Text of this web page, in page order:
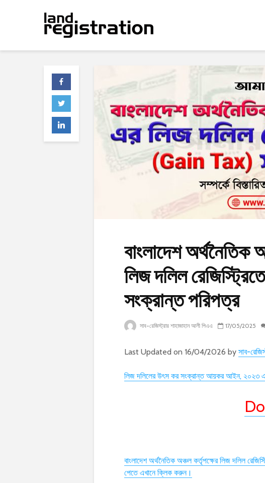
বাংলাদেশ অর্থনৈতিক
লিজ দলিল
সংক্রান্ত পরিপত্র
সাব-রেজিস্ট্রার শাহাজাহান আলী পিএএ 17/05/2025
Last Updated on 16/04/2026 by সাব-
লিজ দলিলের উৎস কর সংক্রান্ত আয়কর আইন, ২০২৩
বাংলাদেশ অর্থনৈতিক অঞ্চল কর্তৃপক্ষের লিজ দলিল
পেতে এখানে ক্লিক করুন।